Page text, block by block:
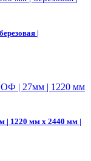
|
мм х 2440 мм |